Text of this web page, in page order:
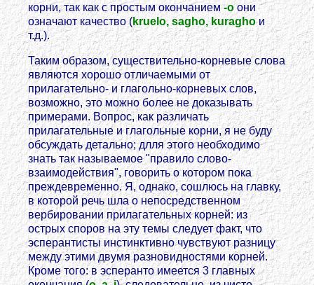
корни, так как с простым окончанием-oони
означают качество (kruelo, sagho, kuraghoи
т.д.).
Таким образом, существительно-корневые слова
являются хорошо отличаемыми от
прилагательно- и глагольно-корневых слов,
возможно, это можно более не доказывать
примерами. Вопрос, как различать
прилагательные и глагольные корни, я не буду
обсуждать детально; длля этого необходимо
знать так называемое "правило слово-
взаимодействия", говорить о котором пока
преждевременно. Я, однако, сошлюсь на главку,
в которой речь шла о непосредственном
вербировании прилагательных корней: из
острых споров на эту темы следует факт, что
эсперантисты инстинктивно чувствуют разницу
между этими двумя разновидностями корней.
Кроме того: в эсперанто имеется 3 главных